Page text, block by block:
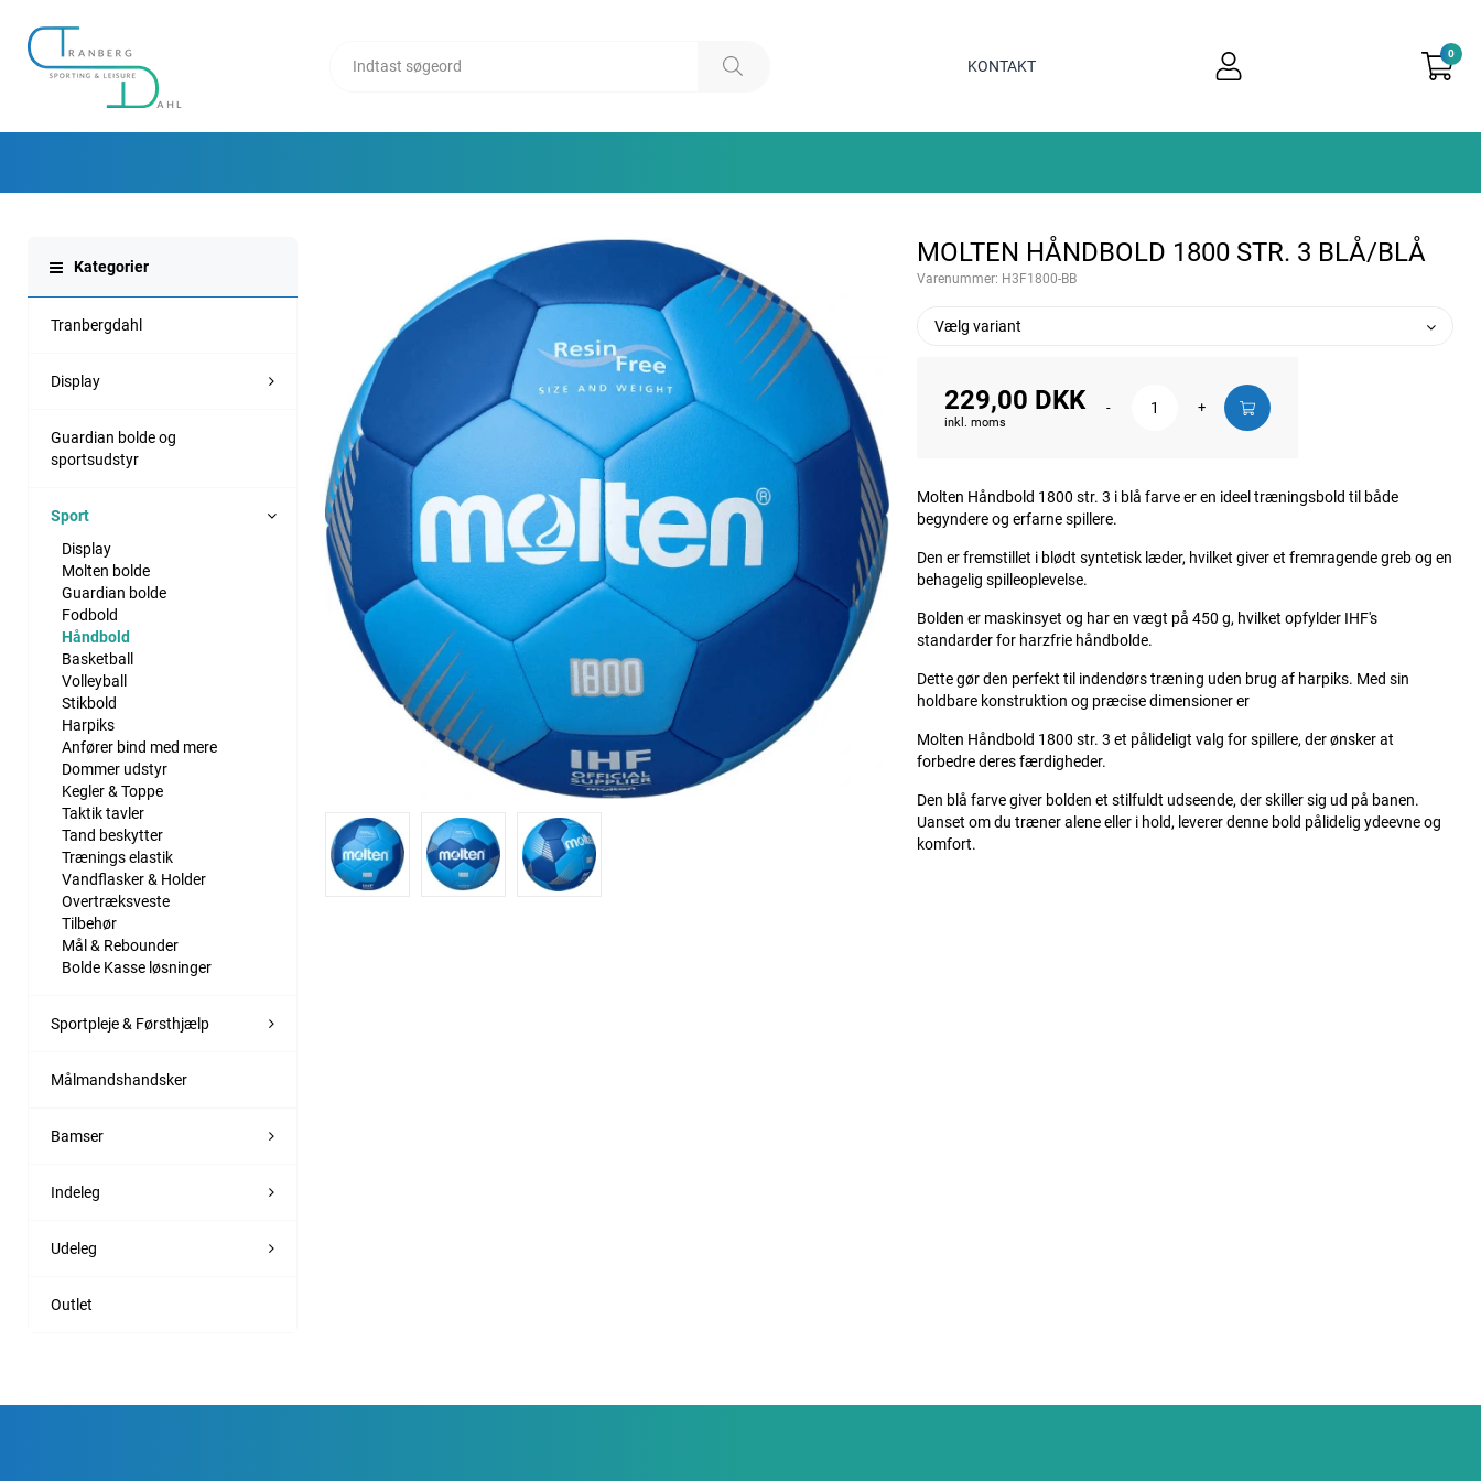
KONTAKT
0
Kategorier
Tranbergdahl
Display
Guardian bolde og
sportsudstyr
Sport
Display
Molten bolde
Guardian bolde
Fodbold
Håndbold
Basketball
Volleyball
Stikbold
Harpiks
Anfører bind med mere
Dommer udstyr
Kegler & Toppe
Taktik tavler
Tand beskytter
Trænings elastik
Vandflasker & Holder
Overtræksveste
Tilbehør
Mål & Rebounder
Bolde Kasse løsninger
Sportpleje & Førsthjælp
Målmandshandsker
Bamser
Indeleg
Udeleg
Outlet
MOLTEN HÅNDBOLD 1800 STR. 3 BLÅ/BLÅ
Varenummer: H3F1800-BB
Vælg variant
229,00 DKK
inkl. moms
- +
Molten Håndbold 1800 str. 3 i blå farve er en ideel træningsbold til både
begyndere og erfarne spillere.
Den er fremstillet i blødt syntetisk læder, hvilket giver et fremragende greb og en
behagelig spilleoplevelse.
Bolden er maskinsyet og har en vægt på 450 g, hvilket opfylder IHF's
standarder for harzfrie håndbolde.
Dette gør den perfekt til indendørs træning uden brug af harpiks. Med sin
holdbare konstruktion og præcise dimensioner er
Molten Håndbold 1800 str. 3 et pålideligt valg for spillere, der ønsker at
forbedre deres færdigheder.
Den blå farve giver bolden et stilfuldt udseende, der skiller sig ud på banen.
Uanset om du træner alene eller i hold, leverer denne bold pålidelig ydeevne og
komfort.